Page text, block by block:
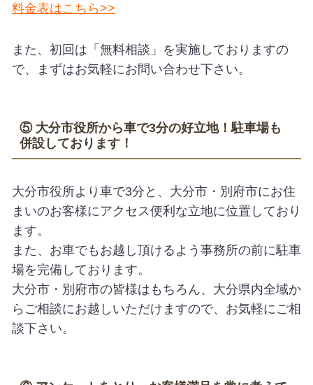
料金表はこちら>>
また、初回は「無料相談」を実施しておりますの
で、まずはお気軽にお問い合わせ下さい。
⑤ 大分市役所から車で3分の好立地！駐車場も
併設しております！
大分市役所より車で3分と、大分市・別府市にお住
まいのお客様にアクセス便利な立地に位置しており
ます。
また、お車でもお越し頂けるよう事務所の前に駐車
場を完備しております。
大分市・別府市の皆様はもちろん、大分県内全域か
らご相談にお越しいただけますので、お気軽にご相
談下さい。